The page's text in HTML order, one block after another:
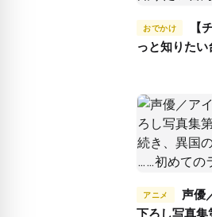
おでかけ
っと知りた
アニメ
下ろし写真